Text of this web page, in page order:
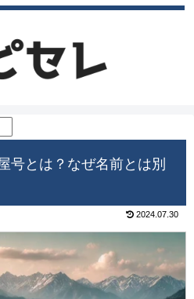
号とは？なぜ名前とは別
2024.07.30